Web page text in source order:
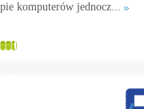
komputerów jednocz...